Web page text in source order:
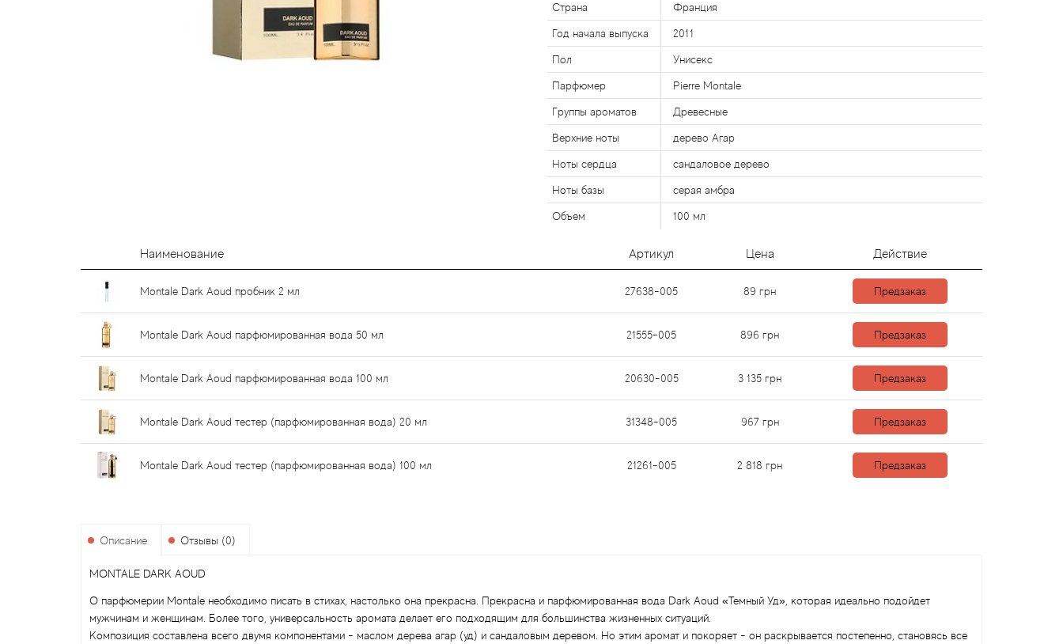
Страна Франция
Год начала выпуска 2011
Пол Унисекс
Парфюмер Pierre Montale
Группы ароматов Древесные
Верхние ноты дерево Агар
Ноты сердца сандаловое дерево
Ноты базы серая амбра
Объем 100 мл
Наименование Артикул Цена Действие
Montale Dark Aoud пробник 2 мл 27638-005 89 грн Предзаказ
Montale Dark Aoud парфюмированная вода 50 мл 21555-005 896 грн Предзаказ
Montale Dark Aoud парфюмированная вода 100 мл 20630-005 3 135 грн Предзаказ
Montale Dark Aoud тестер (парфюмированная вода) 20 мл 31348-005 967 грн Предзаказ
Montale Dark Aoud тестер (парфюмированная вода) 100 мл 21261-005 2 818 грн Предзаказ
Описание Отзывы (0)
MONTALE DARK AOUD
О парфюмерии Montale необходимо писать в стихах, настолько она прекрасна. Прекрасна и парфюмированная вода Dark Aoud «Темный Уд», которая идеально подойдет
мужчинам и женщинам. Более того, универсальность аромата делает его подходящим для большинства жизненных ситуаций.
Композиция составлена всего двумя компонентами - маслом дерева агар (уд) и сандаловым деревом. Но этим аромат и покоряет - он раскрывается постепенно, становясь все